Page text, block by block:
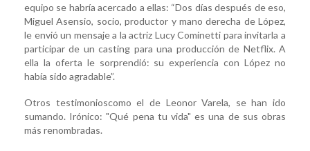
equipo se habría acercado a ellas: “Dos días después de eso,
Miguel Asensio, socio, productor y mano derecha de López,
le envió un mensaje a la actriz Lucy Cominetti para invitarla a
participar de un casting para una producción de Netflix. A
ella la oferta le sorprendió: su experiencia con López no
había sido agradable”.
Otros testimonioscomo el de Leonor Varela, se han ido
sumando. Irónico: "Qué pena tu vida" es una de sus obras
más renombradas.